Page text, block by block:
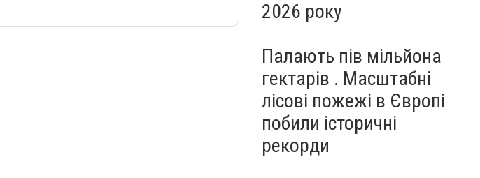
2026 року
Палають пів мільйона
гектарів . Масштабні
лісові пожежі в Європі
побили історичні
рекорди